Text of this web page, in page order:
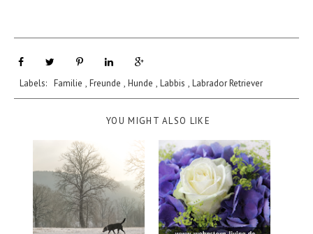
Labels: Familie , Freunde , Hunde , Labbis , Labrador Retriever
YOU MIGHT ALSO LIKE